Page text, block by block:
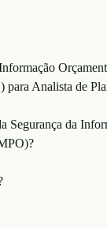
Analista de
Segurança da